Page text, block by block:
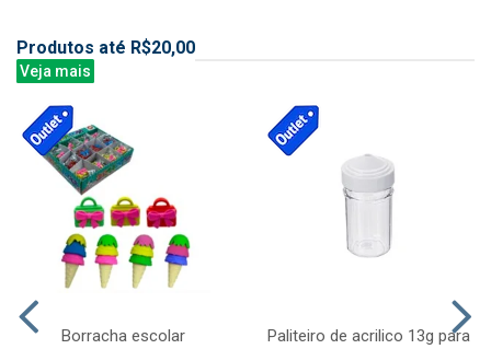
Produtos até R$20,00
Veja mais
Borracha escolar
Paliteiro de acrilico 13g para